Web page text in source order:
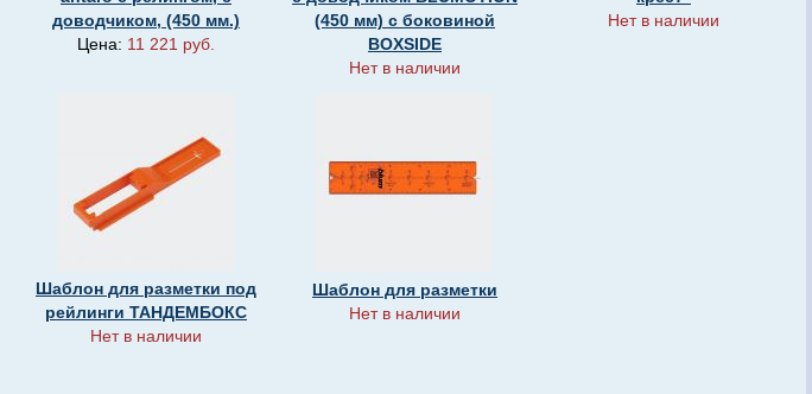
доводчиком, (450 мм.)
Цена: 11 221 руб.
(450 мм) с боковиной
BOXSIDE
Нет в наличии
Нет в наличии
Шаблон для разметки под
рейлинги ТАНДЕМБОКС
Нет в наличии
Шаблон для разметки
Нет в наличии